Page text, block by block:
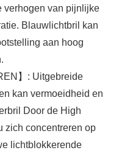
verhogen van pijnlijke
Blauwlichtbril kan
aan hoog
】: Uitgebreide
kan vermoeidheid en
Door de High
zich concentreren op
lichtblokkerende